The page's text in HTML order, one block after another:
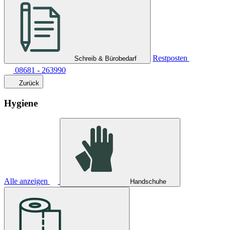
Schreib & Bürobedarf
Restposten
08681 - 263990
Zurück
Hygiene
Alle anzeigen Handschuhe